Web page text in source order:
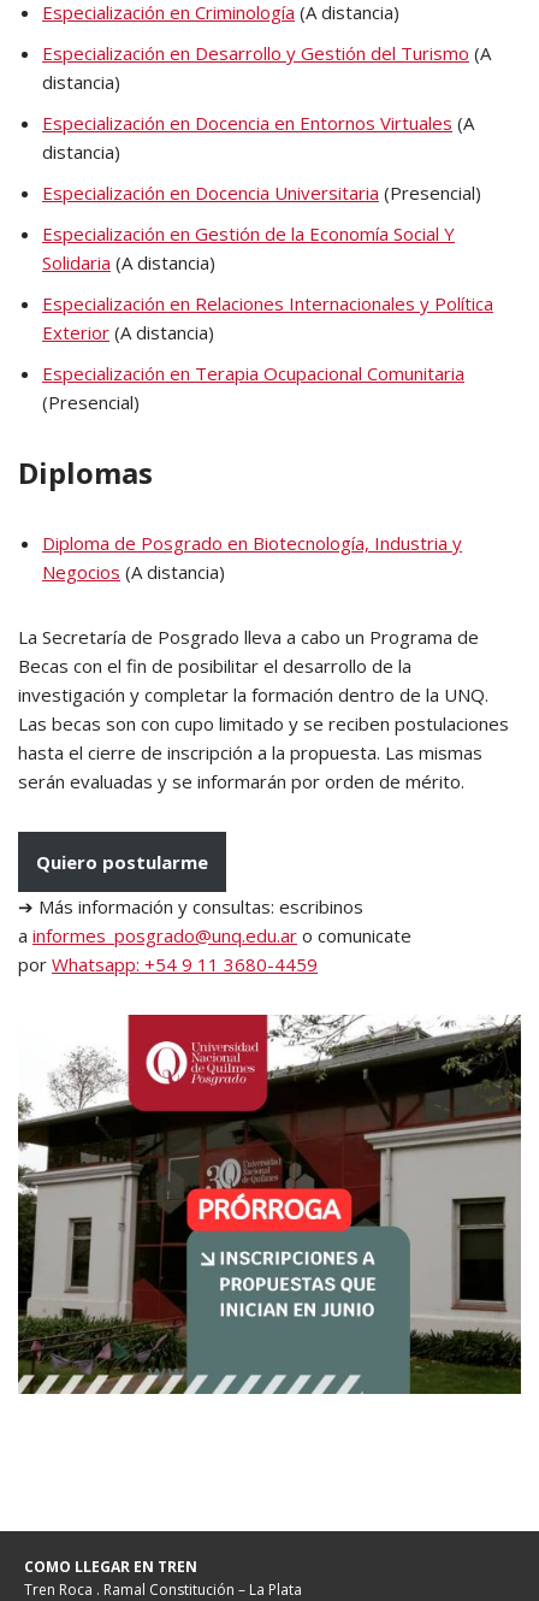
Especialización en Criminología (A distancia)
Especialización en Desarrollo y Gestión del Turismo (A
distancia)
Especialización en Docencia en Entornos Virtuales (A
distancia)
Especialización en Docencia Universitaria (Presencial)
Especialización en Gestión de la Economía Social Y
Solidaria (A distancia)
Especialización en Relaciones Internacionales y Política
Exterior (A distancia)
Especialización en Terapia Ocupacional Comunitaria
(Presencial)
Diplomas
Diploma de Posgrado en Biotecnología, Industria y
Negocios (A distancia)
La Secretaría de Posgrado lleva a cabo un Programa de
Becas con el fin de posibilitar el desarrollo de la
investigación y completar la formación dentro de la UNQ.
Las becas son con cupo limitado y se reciben postulaciones
hasta el cierre de inscripción a la propuesta. Las mismas
serán evaluadas y se informarán por orden de mérito.
Quiero postularme
➔ Más información y consultas: escribinos
a informes_posgrado@unq.edu.ar o comunicate
por Whatsapp: +54 9 11 3680-4459
COMO LLEGAR EN TREN
Tren Roca . Ramal Constitución – La Plata